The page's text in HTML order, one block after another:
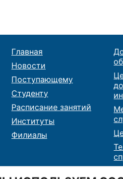
Главная
Новости
Поступающему
Студенту
Расписание занятий
Институты
Филиалы